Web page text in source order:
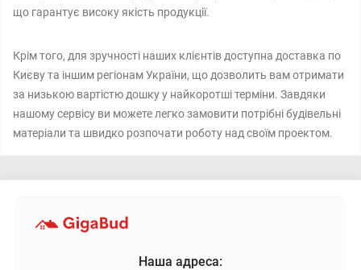
що гарантує високу якість продукції.
Крім того, для зручності наших клієнтів доступна доставка по
Києву та іншим регіонам України, що дозволить вам отримати
за низькою вартістю дошку у найкоротші терміни. Завдяки
нашому сервісу ви можете легко замовити потрібні будівельні
матеріали та швидко розпочати роботу над своїм проектом.
Наша адреса: